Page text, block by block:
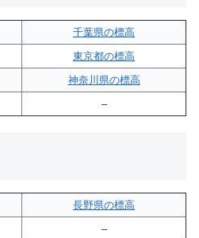
千葉県の標高
東京都の標高
神奈川県の標高
–
長野県の標高
–